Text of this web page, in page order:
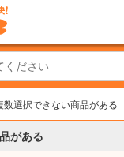
数選択できない商品がある
がある